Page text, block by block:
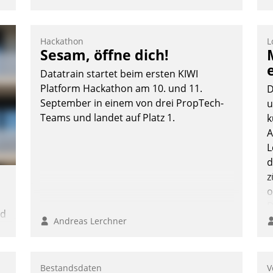
Hackathon
Sesam, öffne dich!
Datatrain startet beim ersten KIWI
Platform Hackathon am 10. und 11.
September in einem von drei PropTech-
Teams und landet auf Platz 1.
Andreas Lerchner
Bestandsdaten